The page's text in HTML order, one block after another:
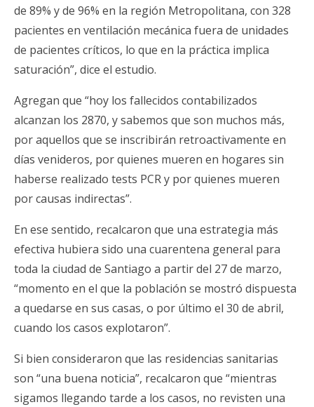
de 89% y de 96% en la región Metropolitana, con 328
pacientes en ventilación mecánica fuera de unidades
de pacientes críticos, lo que en la práctica implica
saturación”, dice el estudio.
Agregan que “hoy los fallecidos contabilizados
alcanzan los 2870, y sabemos que son muchos más,
por aquellos que se inscribirán retroactivamente en
días venideros, por quienes mueren en hogares sin
haberse realizado tests PCR y por quienes mueren
por causas indirectas”.
En ese sentido, recalcaron que una estrategia más
efectiva hubiera sido una cuarentena general para
toda la ciudad de Santiago a partir del 27 de marzo,
“momento en el que la población se mostró dispuesta
a quedarse en sus casas, o por último el 30 de abril,
cuando los casos explotaron”.
Si bien consideraron que las residencias sanitarias
son “una buena noticia”, recalcaron que “mientras
sigamos llegando tarde a los casos, no revisten una